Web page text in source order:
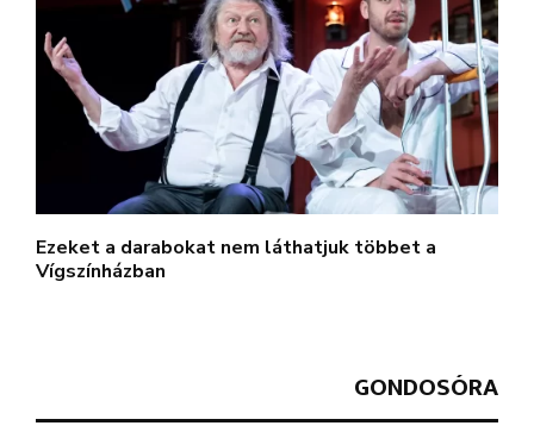
Ezeket a darabokat nem láthatjuk többet a
Vígszínházban
GONDOSÓRA